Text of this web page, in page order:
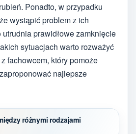
Ponadto, w przypadku
wystąpić problem z ich
prawidłowe zamknięcie
sytuacjach warto rozważyć
fachowcem, który pomoże
najlepsze
różnymi rodzajami